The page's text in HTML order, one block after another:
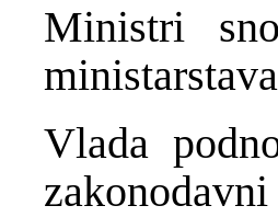
Ministri
Vlada